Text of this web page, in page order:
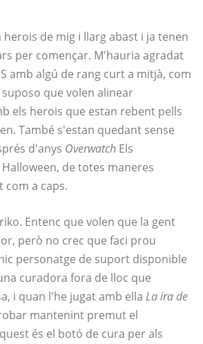
herois de mig i llarg abast i ja tenen
per començar. M'hauria agradat
amb algú de rang curt a mitjà, com
que volen alinear
els herois que estan rebent pells
També s'estan quedant sense
d'anys Overwatch Els
de totes maneres
a caps.
Entenc que volen que la gent
però no crec que faci prou
personatge de suport disponible
curadora fora de lloc que
i quan l'he jugat amb ella La ira de
mantenint premut el
és el botó de cura per als